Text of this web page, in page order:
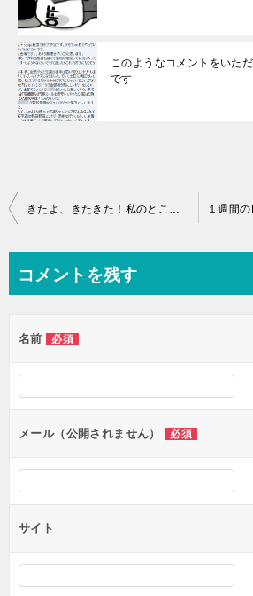
このようなコメントをいた
です
投
ビ
ー
シ
ョ
ン
コメントを残す
名前 必須
メール（公開されません） 必須
サイト